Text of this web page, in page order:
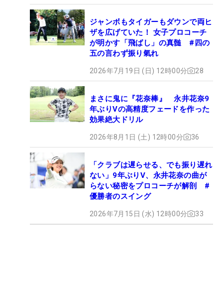
ジャンボもタイガーもダウンで両ヒ
ザを広げていた！ 女子プロコーチ
が明かす「飛ばし」の真髄 #四の
五の言わず振り氣れ
2026年7月19日 (日) 12時00分 28
まさに鬼に『花奈棒』 永井花奈9
年ぶりVの高精度フェードを作った
効果絶大ドリル
2026年8月1日 (土) 12時00分 36
「クラブは遅らせる、でも振り遅れ
ない」9年ぶりV、永井花奈の曲が
らない秘密をプロコーチが解剖 #
優勝者のスイング
2026年7月15日 (水) 12時00分 33